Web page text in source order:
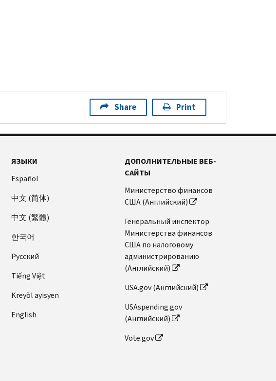
Share Print
ЯЗЫКИ
Español
中文 (简体)
中文 (繁體)
한국어
Pусский
Tiếng Việt
Kreyòl ayisyen
English
ДОПОЛНИТЕЛЬНЫЕ ВЕБ-
САЙТЫ
Министерство финансов
США (Английский)
Генеральный инспектор
Министерства финансов
США по налоговому
администрированию
(Английский)
USA.gov (Английский)
USAspending.gov
(Английский)
Vote.gov